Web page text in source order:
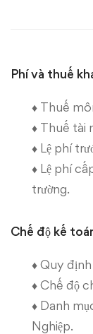
trang
tư
vấn
từ
ngày
18/
đến
01/
Phí và thuế
♦ Thuế
♦ Thuế tài
♦ Lệ phí
♦ Lệ phí
trường.
Chế độ kế
♦Quy
♦Chế độ
♦ Danh
Nghiệp.